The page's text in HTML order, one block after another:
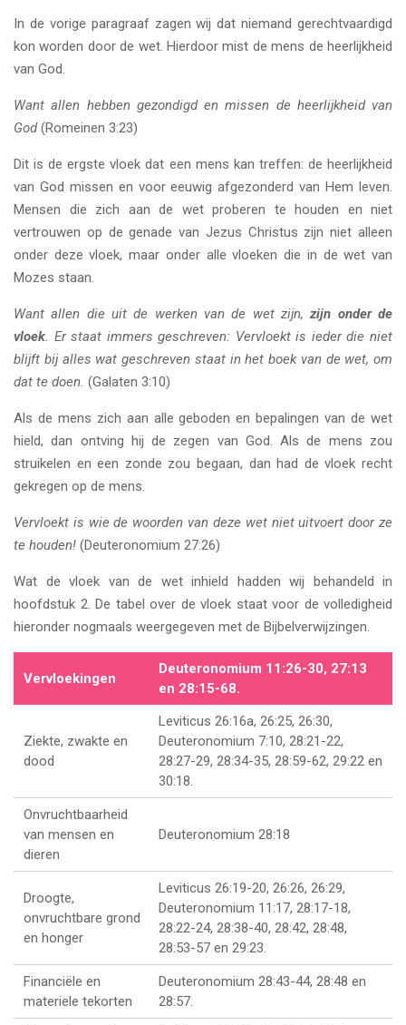
In de vorige paragraaf zagen wij dat niemand gerechtvaardigd
kon worden door de wet. Hierdoor mist de mens de heerlijkheid
van God.
Want allen hebben gezondigd en missen de heerlijkheid van
God(Romeinen 3:23)
Dit is de ergste vloek dat een mens kan treffen: de heerlijkheid
van God missen en voor eeuwig afgezonderd van Hem leven.
Mensen die zich aan de wet proberen te houden en niet
vertrouwen op de genade van Jezus Christus zijn niet alleen
onder deze vloek, maar onder alle vloeken die in de wet van
Mozes staan.
Want allen die uit de werken van de wet zijn,zijn onder de
vloek. Er staat immers geschreven: Vervloekt is ieder die niet
blijft bij alles wat geschreven staat in het boek van de wet, om
dat te doen. (Galaten 3:10)
Als de mens zich aan alle geboden en bepalingen van de wet
hield, dan ontving hij de zegen van God. Als de mens zou
struikelen en een zonde zou begaan, dan had de vloek recht
gekregen op de mens.
Vervloekt is wie de woorden van deze wet niet uitvoert door ze
te houden! (Deuteronomium 27:26)
Wat de vloek van de wet inhield hadden wij behandeld in
hoofdstuk 2. De tabel over de vloek staat voor de volledigheid
hieronder nogmaals weergegeven met de Bijbelverwijzingen.
Vervloekingen
Deuteronomium 11:26-30, 27:13
en 28:15-68.
Ziekte, zwakte en
dood
Leviticus 26:16a, 26:25, 26:30,
Deuteronomium 7:10, 28:21-22,
28:27-29, 28:34-35, 28:59-62, 29:22 en
30:18.
Onvruchtbaarheid
van mensen en
dieren
Deuteronomium 28:18
Droogte,
onvruchtbare grond
en honger
Leviticus 26:19-20, 26:26, 26:29,
Deuteronomium 11:17, 28:17-18,
28:22-24, 28:38-40, 28:42, 28:48,
28:53-57 en 29:23.
Financiële en
materiele tekorten
Deuteronomium 28:43-44, 28:48 en
28:57.